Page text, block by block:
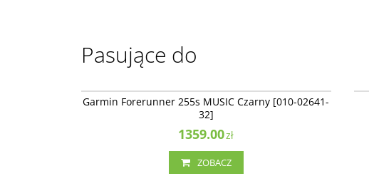
Pasujące do
Garmin Forerunner 255s MUSIC Czarny [010-02641-
32]
1359.00zł
ZOBACZ